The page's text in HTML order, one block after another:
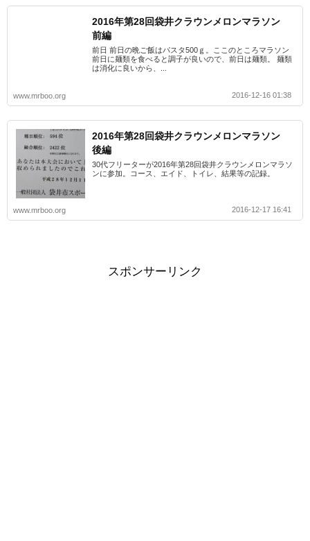
2016年第28回袋井クラウンメロンマラソン
前編
前日 前日の晩ご飯はパスタ500ｇ。ここのところマラソン
前日に麺類を食べると調子が良いので、前日は麺類。 麺類
は消化に良いから、...
www.mrboo.org 2016-12-16 01:38
2016年第28回袋井クラウンメロンマラソン
後編
30代フリーターが2016年第28回袋井クラウンメロンマラソ
ンに参加。コース、エイド、トイレ、結果等の記録。
www.mrboo.org 2016-12-17 16:41
スポンサーリンク